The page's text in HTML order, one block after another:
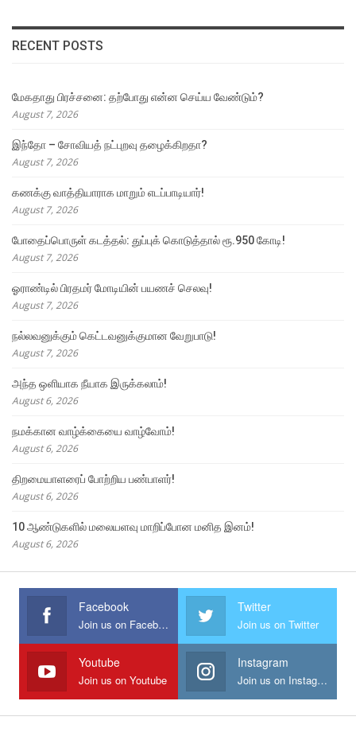
RECENT POSTS
மேகதாது பிரச்சனை: தற்போது என்ன செய்ய வேண்டும்?
August 7, 2026
இந்தோ – சோவியத் நட்புறவு தழைக்கிறதா?
August 7, 2026
கணக்கு வாத்தியாராக மாறும் எடப்பாடியார்!
August 7, 2026
போதைப்பொருள் கடத்தல்: துப்புக் கொடுத்தால் ரூ.950 கோடி!
August 7, 2026
ஓராண்டில் பிரதமர் மோடியின் பயணச் செலவு!
August 7, 2026
நல்லவனுக்கும் கெட்டவனுக்குமான வேறுபாடு!
August 7, 2026
அந்த ஒளியாக நீயாக இருக்கலாம்!
August 6, 2026
நமக்கான வாழ்க்கையை வாழ்வோம்!
August 6, 2026
திறமையாளரைப் போற்றிய பண்பாளர்!
August 6, 2026
10 ஆண்டுகளில் மலையளவு மாறிப்போன மனித இனம்!
August 6, 2026
Facebook
Join us on Facebook
Twitter
Join us on Twitter
Youtube
Join us on Youtube
Instagram
Join us on Instagram